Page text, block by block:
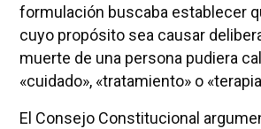
formulación buscaba establecer
cuyo propósito sea causar
muerte de una persona pudiera
«cuidado», «tratamiento» o
El Consejo Constitucional